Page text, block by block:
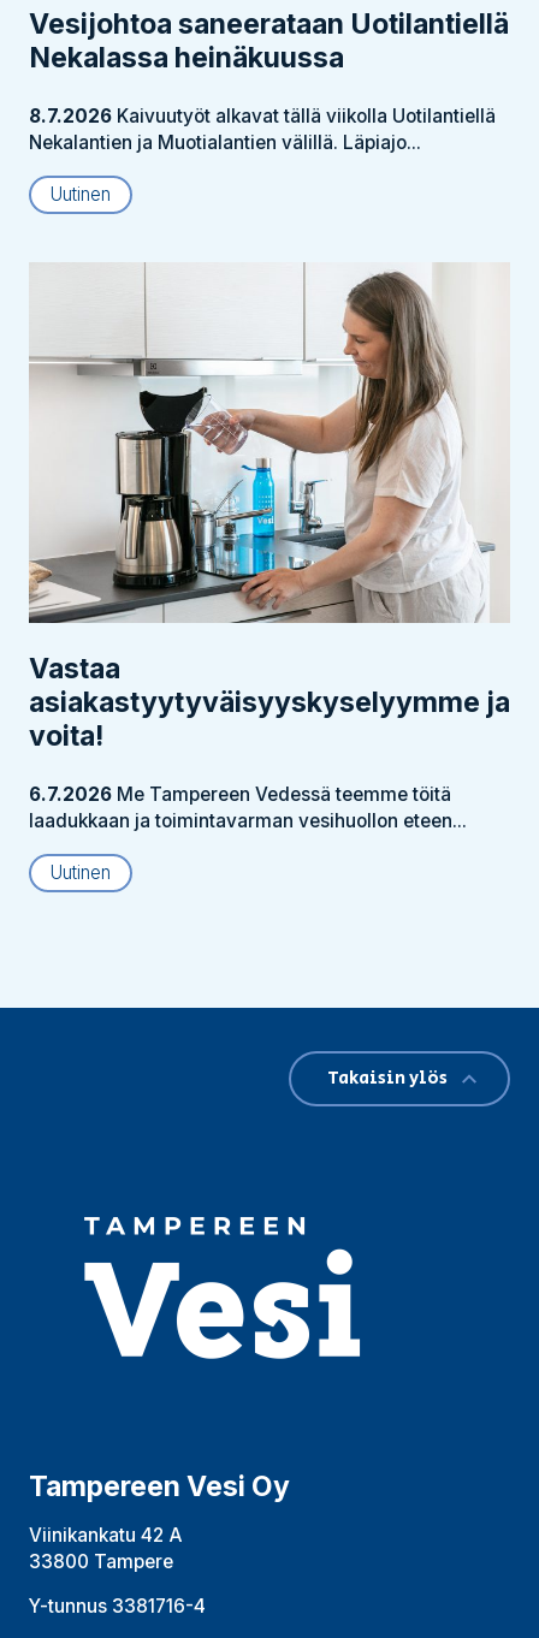
Vesijohtoa saneerataan Uotilantiellä
Nekalassa heinäkuussa
8.7.2026 Kaivuutyöt alkavat tällä viikolla Uotilantiellä
Nekalantien ja Muotialantien välillä. Läpiajo...
Uutinen
Vastaa
asiakastyytyväisyyskyselyymme ja
voita!
6.7.2026 Me Tampereen Vedessä teemme töitä
laadukkaan ja toimintavarman vesihuollon eteen...
Uutinen
Tampereen Vesi Oy
Viinikankatu 42 A
33800 Tampere
Y-tunnus 3381716-4
Takaisin ylös